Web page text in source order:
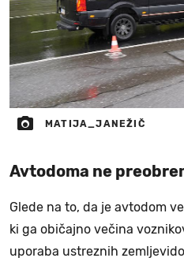
MATIJA_JANEŽIČ
Avtodoma ne
Glede na to, da je avtodom
ki ga običajno večina
uporaba ustreznih